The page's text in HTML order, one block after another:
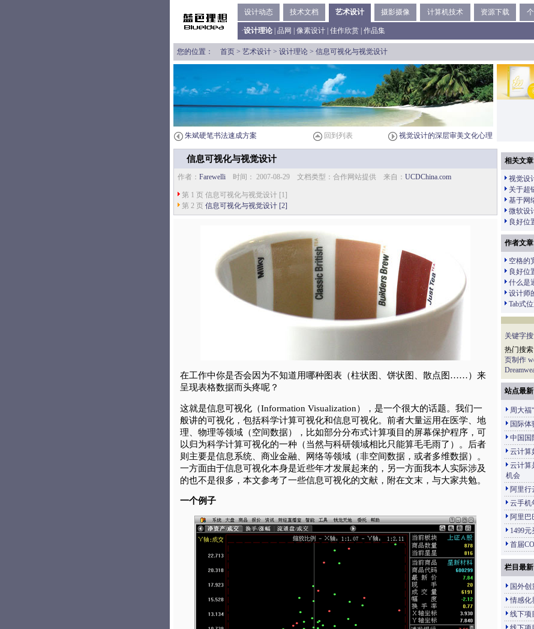
设计动态 技术文档 艺术设计 摄影摄像 计算机技术 资源下载
·设计理论 品网 像素设计 佳作欣赏 作品集
您的位置： 首页 > 艺术设计 > 设计理论 > 信息可视化与视觉设计
朱斌硬笔书法速成方案 回到列表 视觉设计的深层审美文化心理
信息可视化与视觉设计
作者： Farewelli 时间： 2007-08-29 文档类型：合作网站提供 来自： UCDChina.com
第 1 页 信息可视化与视觉设计 [1]
第 2 页 信息可视化与视觉设计 [2]
在工作中你是否会因为不知道用哪种图表（柱状图、饼状图、散点图……）来
呈现表格数据而头疼呢？
这就是信息可视化（Information Visualization），是一个很大的话题。我们一
般讲的可视化，包括科学计算可视化和信息可视化。前者大量运用在医学、地
理、物理等领域（空间数据），比如部分分布式计算项目的屏幕保护程序，可
以归为科学计算可视化的一种（当然与科研领域相比只能算毛毛雨了）。后者
则主要是信息系统、商业金融、网络等领域（非空间数据，或者多维数据）。
一方面由于信息可视化本身是近些年才发展起来的，另一方面我本人实际涉及
的也不是很多，本文参考了一些信息可视化的文献，附在文末，与大家共勉。
一个例子
相关文章
视觉设
关于超
基于网
微软设
良好位
作者文章
空格的
良好位
什么是
设计师
Tab式
关键字
热门搜索
页制作
站点最新
周大福
国际
中国国
云计算
云计算
机会
阿里行
云手机
阿里巴
1499
首届
栏目最新
国外
情感化
线下项